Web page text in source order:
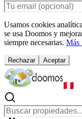
Usamos cookies
se usa Doomos y
siempre necesarias. Más
Rechazar Aceptar